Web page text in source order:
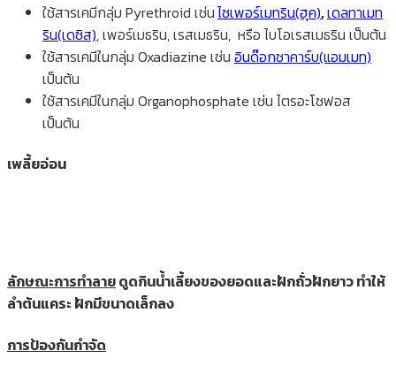
ใช้สารเคมีกลุ่ม Pyrethroid เช่นไซเพอร์เมทริน(ฮุค),เดลทาเมท
ริน(เดซิส), เพอร์เมธริน, เรสเมธริน, หรือ ไบโอเรสเมธริน เป็นต้น
ใช้สารเคมีในกลุ่ม Oxadiazine เช่น อินด๊อกซาคาร์บ(แอมเมท)
เป็นต้น
ใช้สารเคมีในกลุ่ม Organophosphate เช่น ไตรอะโซฟอส
เป็นต้น
เพลี้ยอ่อน
ลักษณะการทำลายดูดกินน้ำเลี้ยงของยอดและฝักถั่วฝักยาว ทำให้
ลำต้นแคระ ฝักมีขนาดเล็กลง
การป้องกันกำจัด